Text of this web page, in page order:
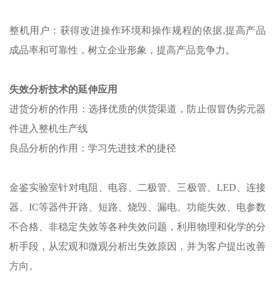
整机用户：获得改进操作环境和操作规程的依据,提高产品
成品率和可靠性，树立企业形象，提高产品竞争力 。
失效分析技术的延伸应用
进货分析的作用：选择优质的供货渠道，防止假冒伪劣元器
件进入整机生产线
良品分析的作用：学习先进技术的捷径
金鉴实验室针对电阻、电容、二极管、三极管、LED、连接
器、IC等器件开路、短路、烧毁、漏电、功能失效、电参数
不合格、非稳定失效等各种失效问题，利用物理和化学的分
析手段，从宏观和微观分析出失效原因，并为客户提出改善
方向。